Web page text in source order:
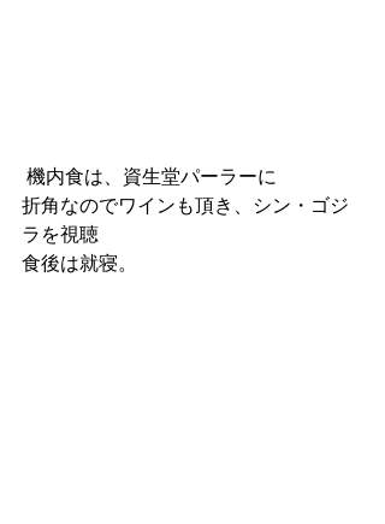
機内食は、資生堂パーラーに
折角なのでワインも頂き、シン・ゴジ
ラを視聴
食後は就寝。